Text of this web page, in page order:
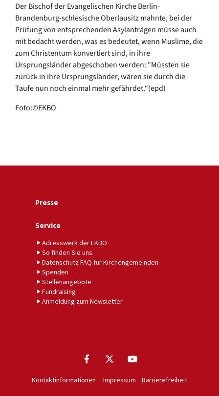
Der Bischof der Evangelischen Kirche Berlin-
Brandenburg-schlesische Oberlausitz mahnte, bei der
Prüfung von entsprechenden Asylanträgen müsse auch
mit bedacht werden, was es bedeutet, wenn Muslime, die
zum Christentum konvertiert sind, in ihre
Ursprungsländer abgeschoben werden: "Müssten sie
zurück in ihre Ursprungsländer, wären sie durch die
Taufe nun noch einmal mehr gefährdet.“(epd)
Foto:©EKBO
Presse
Service
Adresswerk der EKBO
So finden Sie uns
Datenschutz FAQ für Kirchengemeinden
Spenden
Stellenangebote
Fundraising
Anmeldung zum Newsletter
Kontaktinformationen Impressum Barrierefreiheit